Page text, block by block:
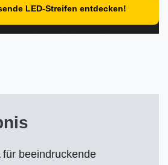
LED-Streifen entdecken!
beeindruckende